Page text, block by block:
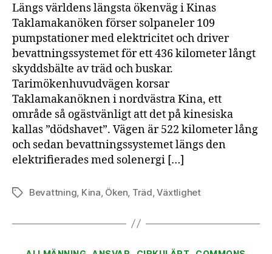
Längs världens längsta ökenväg i Kinas
Taklamakanöken förser solpaneler 109
pumpstationer med elektricitet och driver
bevattningssystemet för ett 436 kilometer långt
skyddsbälte av träd och buskar.
Tarimökenhuvudvägen korsar
Taklamakanöknen i nordvästra Kina, ett
område så ogästvänligt att det på kinesiska
kallas ”dödshavet”. Vägen är 522 kilometer lång
och sedan bevattningssystemet längs den
elektrifierades med solenergi […]
EtiketterBevattning Kina Öken Träd ,Växtlighet
Kategorier